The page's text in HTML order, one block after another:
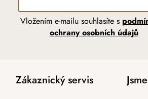
Vložením e-mailu souhlasíte s
ochrany osobních údajů
Zákaznický servis